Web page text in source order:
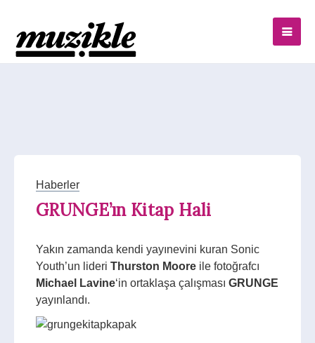
Haberler
GRUNGE’ın Kitap Hali
Yakın zamanda kendi yayınevini kuran Sonic
Youth’un lideri Thurston Moore ile fotoğrafcı
Michael Lavine‘in ortaklaşa çalışması GRUNGE
yayınlandı.